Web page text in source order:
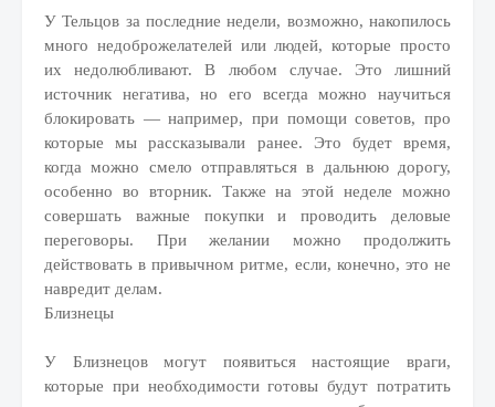
У Тельцов за последние недели, возможно, накопилось
много недоброжелателей или людей, которые просто
их недолюбливают. В любом случае. Это лишний
источник негатива, но его всегда можно научиться
блокировать — например, при помощи советов, про
которые мы рассказывали ранее. Это будет время,
когда можно смело отправляться в дальнюю дорогу,
особенно во вторник. Также на этой неделе можно
совершать важные покупки и проводить деловые
переговоры. При желании можно продолжить
действовать в привычном ритме, если, конечно, это не
навредит делам.
Близнецы
У Близнецов могут появиться настоящие враги,
которые при необходимости готовы будут потратить